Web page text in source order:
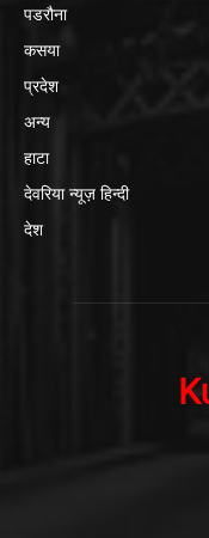
पडरौना
कसया
प्रदेश
अन्य
हाटा
देवरिया न्यूज़ हिन्दी
देश